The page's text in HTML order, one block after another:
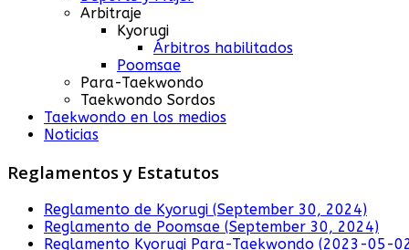
Arbitraje
Kyorugi
Árbitros habilitados
Poomsae
Para-Taekwondo
Taekwondo Sordos
Taekwondo en los medios
Noticias
Reglamentos y Estatutos
Reglamento de Kyorugi (September 30, 2024)
Reglamento de Poomsae (September 30, 2024)
Reglamento Kyorugi Para-Taekwondo (2023-05-